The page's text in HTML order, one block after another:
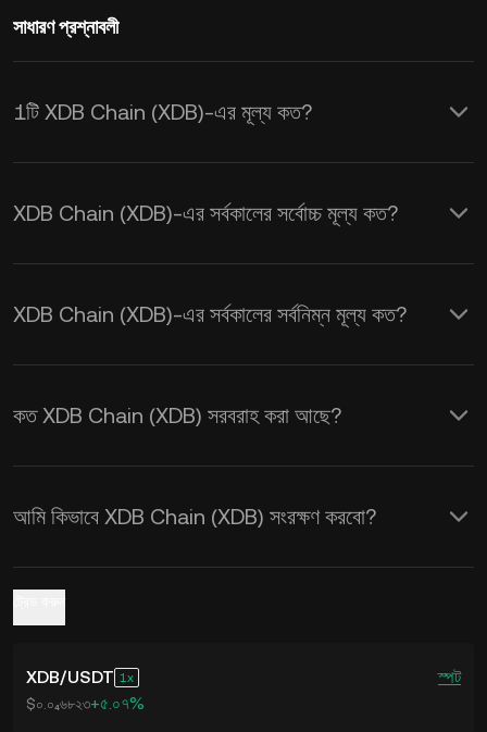
সাধারণ প্রশ্নাবলী
1টি XDB Chain (XDB)-এর মূল্য কত?
KuCoin, XDB Chain (XDB)-এর জন্য রিয়েল-
টাইম USD মূল্য আপডেট প্রদান করে। XDB
USDএক্সচেঞ্জ হারগুলি পেতে KuCoin ক্যালকুলেটর
XDB Chain (XDB)-এর সর্বকালের সর্বোচ্চ মূল্য কত?
XDB Chain (XDB)-এর সর্বকালের সর্বনিম্ন মূল্য কত?
কত XDB Chain (XDB) সরবরাহ করা আছে?
আমি কিভাবে XDB Chain (XDB) সংরক্ষণ করবো?
XDB/USDT 1 স্পট
$০.০₄৬৮২৩+৫.০৭%